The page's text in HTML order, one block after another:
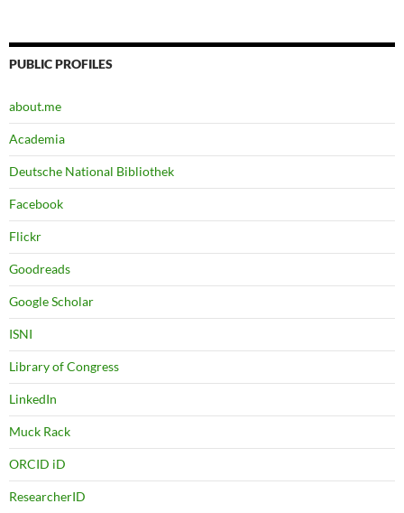
PUBLIC PROFILES
about.me
Academia
Deutsche National Bibliothek
Facebook
Flickr
Goodreads
Google Scholar
ISNI
Library of Congress
LinkedIn
Muck Rack
ORCID iD
ResearcherID